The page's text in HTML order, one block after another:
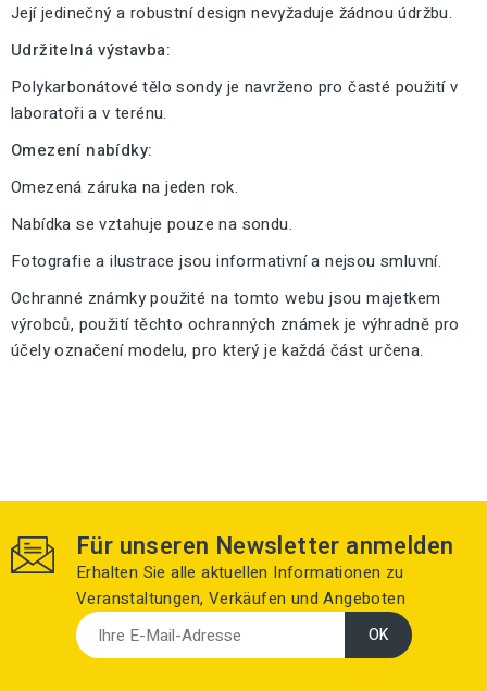
Její jedinečný a robustní design nevyžaduje žádnou údržbu.
Udržitelná výstavba:
Polykarbonátové tělo sondy je navrženo pro časté použití v
laboratoři a v terénu.
Omezení nabídky:
Omezená záruka na jeden rok.
Nabídka se vztahuje pouze na sondu.
Fotografie a ilustrace jsou informativní a nejsou smluvní.
Ochranné známky použité na tomto webu jsou majetkem
výrobců, použití těchto ochranných známek je výhradně pro
účely označení modelu, pro který je každá část určena.
Für unseren Newsletter anmelden
Erhalten Sie alle aktuellen Informationen zu
Veranstaltungen, Verkäufen und Angeboten